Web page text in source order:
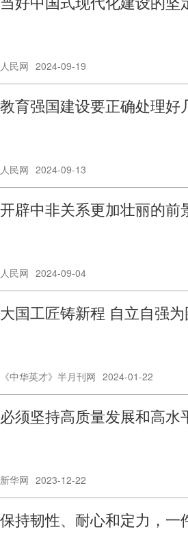
人民网 2024-09-19
教育强国建设要正确处理好
人民网 2024-09-13
开辟中非关系更加壮丽的前
人民网 2024-09-04
大国工匠铸新程 自立自强
《中华英才》半月刊网 2024-01-22
必须坚持高质量发展和高水
新华网 2023-12-22
保持韧性、耐心和定力，一